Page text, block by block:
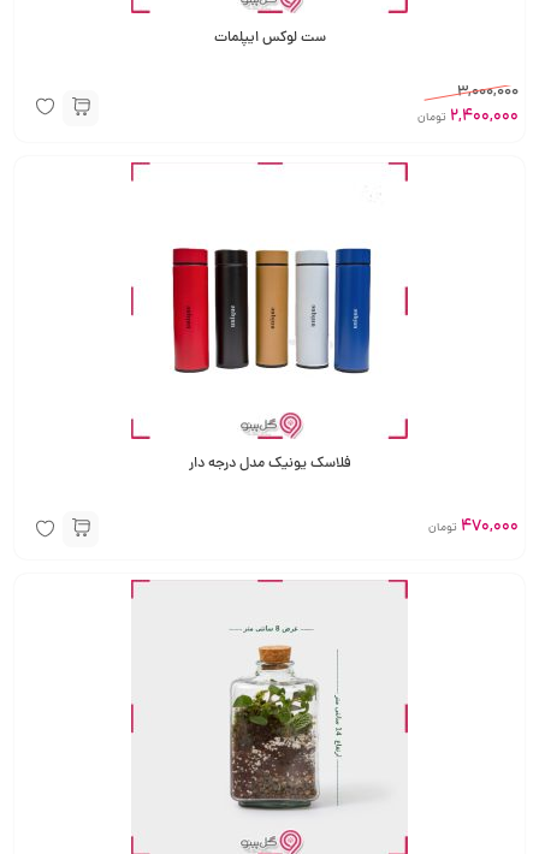
ست لوکس ایپلمات
3,000,000
2,400,000 تومان
فلاسک یونیک مدل درجه دار
470,000 تومان